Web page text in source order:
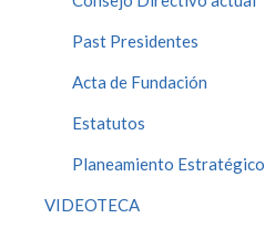
Past Presidentes
Acta de Fundación
Estatutos
Planeamiento Estratégico
VIDEOTECA